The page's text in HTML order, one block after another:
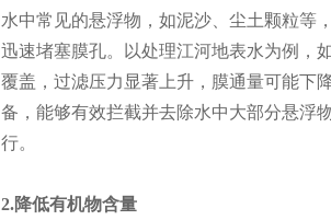
水中常见的悬浮物，如泥沙、尘土颗粒等
迅速堵塞膜孔。以处理江河地表水为例，
覆盖，过滤压力显著上升，膜通量可能下
备，能够有效拦截并去除水中大部分悬浮
行。
2.降低有机物含量